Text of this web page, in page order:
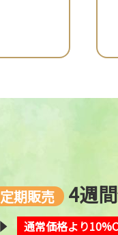
定期販売 4週
通常価格より